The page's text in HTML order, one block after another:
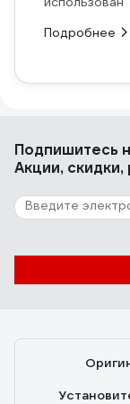
Подробнее
Подпишитесь
Акции,